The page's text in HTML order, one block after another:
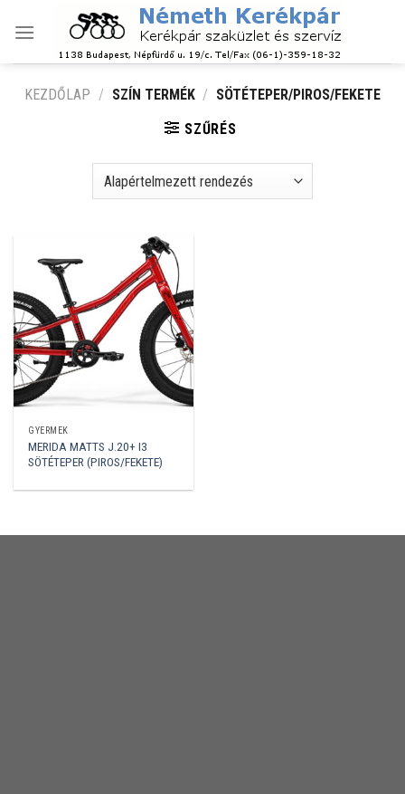
KEZDŐLAP / SZÍN TERMÉK / SÖTÉTEPER/PIROS/FEKETE
SZŰRÉS
GYERMEK
MERIDA MATTS J.20+ I3
SÖTÉTEPER (PIROS/FEKETE)